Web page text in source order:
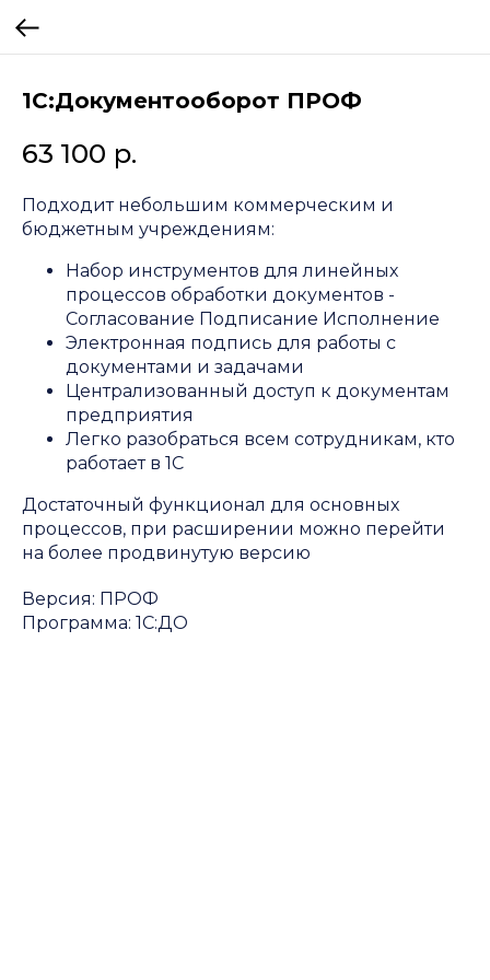
1C:Документооборот ПРОФ
63 100 р.
Подходит небольшим коммерческим и
бюджетным учреждениям:
Набор инструментов для линейных
процессов обработки документов -
Согласование Подписание Исполнение
Электронная подпись для работы с
документами и задачами
Централизованный доступ к документам
предприятия
Легко разобраться всем сотрудникам, кто
работает в 1С
Достаточный функционал для основных
процессов, при расширении можно перейти
на более продвинутую версию
Версия: ПРОФ
Программа: 1С:ДО